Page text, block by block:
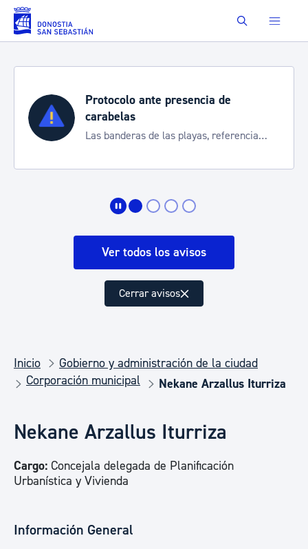
Saltar al contenido principal Buscar
Protocolo ante presencia de
carabelas
Las banderas de las playas, referencia
Ver todos los avisos
Cerrar avisos
Inicio
Gobierno y administración de la ciudad
Corporación municipal
Nekane Arzallus Iturriza
Nekane Arzallus Iturriza
Cargo: Concejala delegada de Planificación
Urbanística y Vivienda
Información General